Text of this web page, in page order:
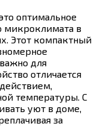
оптимальное
микроклимата в
Этот компактный
для
отличается
температуры. С
уют в доме,
за